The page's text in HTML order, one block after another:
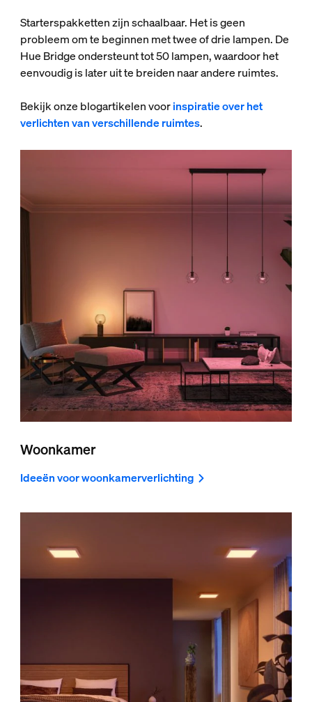
Starterspakketten zijn schaalbaar. Het is geen
probleem om te beginnen met twee of drie lampen. De
Hue Bridge ondersteunt tot 50 lampen, waardoor het
eenvoudig is later uit te breiden naar andere ruimtes.
Bekijk onze blogartikelen voorinspiratie over het
verlichten van verschillende ruimtes.
Woonkamer
Ideeën voor woonkamerverlichting